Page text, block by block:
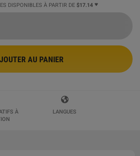
DISPONIBLES À PARTIR DE $17.14
AU PANIER
À
LANGUES